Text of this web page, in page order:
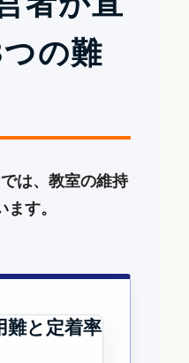
つの難
は、教室の維持
す。
難と定着率